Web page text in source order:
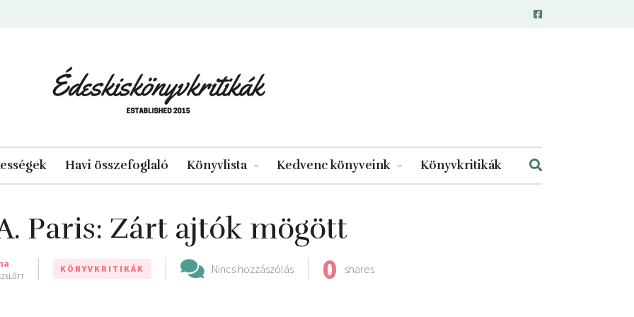
Havi összefoglaló Könyvlista Kedvenc könyveink Könyvkritikák
Paris: Zárt ajtók mögött
KÖNYVKRITIKÁK Nincs hozzászólás 0 shares